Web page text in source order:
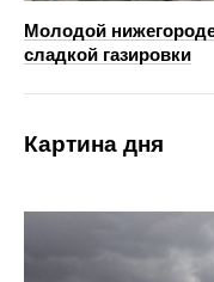
Молодой
сладкой газировки
Картина дня